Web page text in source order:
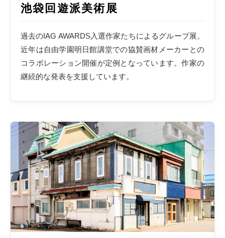
池袋回遊派美術展
過去のIAG AWARDS入選作家たちによるグループ展。
近年は自由学園明日館講堂での協賛画材メーカーとの
コラボレーション開催が定例となっています。作家の
継続的な発表を支援しています。